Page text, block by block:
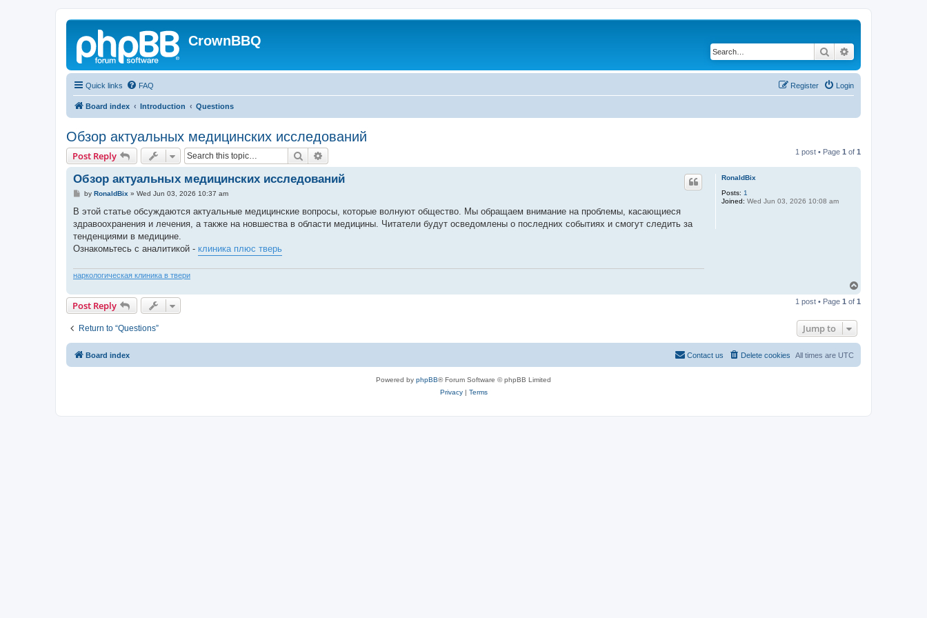
CrownBBQ
Search
Quick links FAQ Login
Register
Board index Introduction Questions
Обзор актуальных медицинских исследований
Post Reply Search 1 post • Page 1 of 1
RonaldBix
Posts: 1
Joined: Wed Jun 03, 2026 10:08 am
Обзор актуальных медицинских исследований
P
s
by RonaldBix » Wed Jun 03, 2026 10:37 am
В этой статье обсуждаются актуальные медицинские вопросы, которые волнуют общество. Мы обращаем внимание на проблемы, касающиеся
здравоохранения и лечения, а также на новшества в области медицины. Читатели будут осведомлены о последних событиях и смогут следить за
тенденциями в медицине.
Ознакомьтесь с аналитикой - клиника плюс тверь
наркологическая клиника в твери
p
Post Reply 1 post • Page 1 of 1
Return to “Questions” Jump to
Board index All times are UTC
Delete cookies
Contact us
Powered by phpBB® Forum Software © phpBB Limited
Privacy| Terms